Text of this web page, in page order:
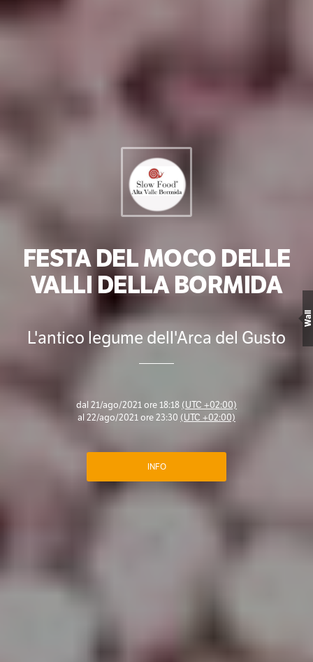
FESTA DEL MOCO DELLE
VALLI DELLA BORMIDA
L'antico legume dell'Arca del Gusto
dal 21/ago/2021 ore 18:18 (UTC +02:00)
al 22/ago/2021 ore 23:30 (UTC +02:00)
INFO
Wall